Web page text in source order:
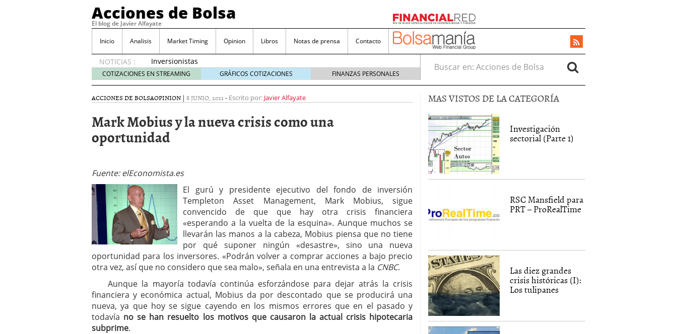
Acciones de Bolsa
El blog de Javier Alfayate
Inicio Analisis Market Timing Opinion Libros Notas de prensa Contacto
NOTICIAS :
Inversionistas
VIP en
México
creciente
por SIFX
mayo 8,
2026
Entendiendo los ETF de Bitcoin
Dividend Kings: empresas que destacan por sus dividendos constantes
noviembre 12, 2024
Descubre RealAdvisor: Una poderosa herramienta para tus inversiones
inmobiliarias septiembre 23, 2024
COTIZACIONES EN STREAMING GRÁFICOS COTIZACIONES FINANZAS PERSONALES
Buscar en:
ACCIONES DE BOLSAOPINION | 8 JUNIO, 2011 - Escrito por: Javier Alfayate
Mark Mobius y la nueva crisis como una
oportunidad
Fuente: elEconomista.es
El gurú y presidente ejecutivo del fondo de inversión
Templeton Asset Management, Mark Mobius, sigue
convencido de que que hay otra crisis financiera
«esperando a la vuelta de la esquina». Aunque muchos se
llevarán las manos a la cabeza, Mobius piensa que no tiene
por qué suponer ningún «desastre», sino una nueva
oportunidad para los inversores. «Podrán volver a comprar acciones a bajo precio
otra vez, así que no considero que sea malo», señala en una entrevista a la CNBC.
Aunque la mayoría todavía continúa esforzándose para dejar atrás la crisis
financiera y económica actual, Mobius da por descontado que se producirá una
nueva, ya que hoy se sigue cayendo en los mismos errores que en el pasado y
todavía no se han resuelto los motivos que causaron la actual crisis hipotecaria
subprime.
MAS VISTOS DE LA CATEGORÍA
Investigación
sectorial (Parte 1)
RSC Mansfield para
PRT – ProRealTime
Las diez grandes
crisis históricas (I):
Los tulipanes